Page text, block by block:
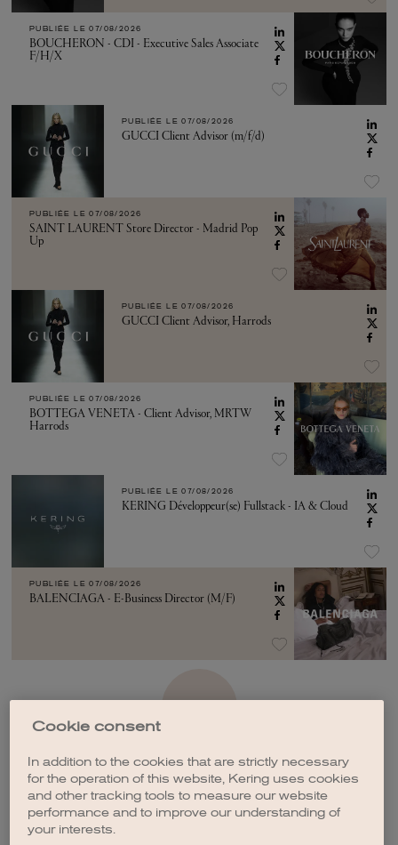
PUBLIÉE LE 07/08/2026
BOUCHERON - CDI - Executive Sales Associate
F/H/X
PUBLIÉE LE 07/08/2026
GUCCI Client Advisor (m/f/d)
PUBLIÉE LE 07/08/2026
SAINT LAURENT Store Director - Madrid Pop
Up
PUBLIÉE LE 07/08/2026
GUCCI Client Advisor, Harrods
PUBLIÉE LE 07/08/2026
BOTTEGA VENETA - Client Advisor, MRTW
Harrods
PUBLIÉE LE 07/08/2026
KERING Développeur(se) Fullstack - IA & Cloud
PUBLIÉE LE 07/08/2026
BALENCIAGA - E-Business Director (M/F)
CRÉER UNE ALERTE
Cookie consent
In addition to the cookies that are strictly necessary
for the operation of this website, Kering uses cookies
and other tracking tools to measure our website
performance and to improve our understanding of
your interests.